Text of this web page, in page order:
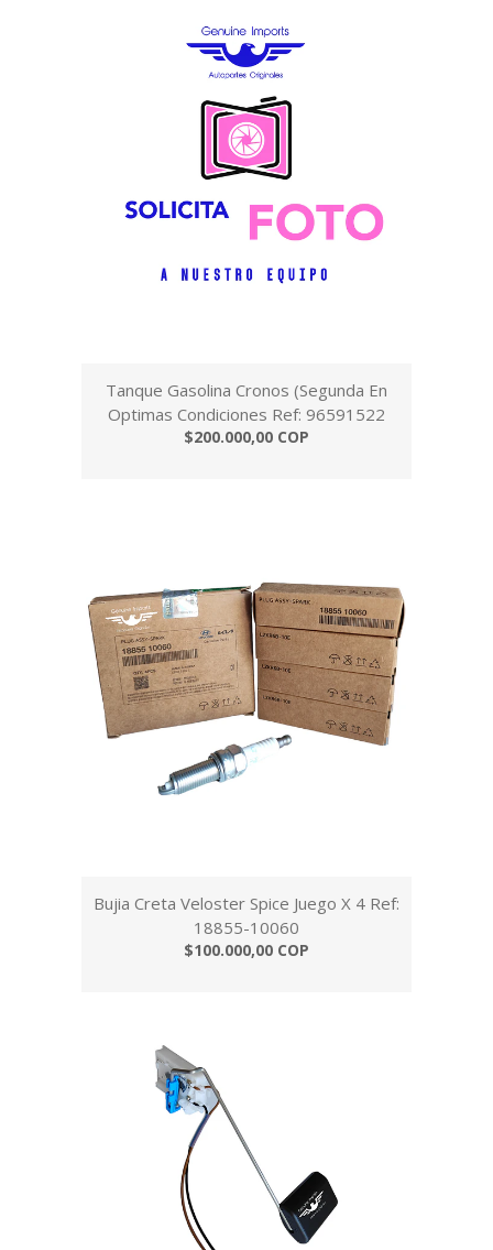
Tanque Gasolina Cronos (Segunda En
Optimas Condiciones Ref: 96591522
$200.000,00 COP
Bujia Creta Veloster Spice Juego X 4 Ref:
18855-10060
$100.000,00 COP